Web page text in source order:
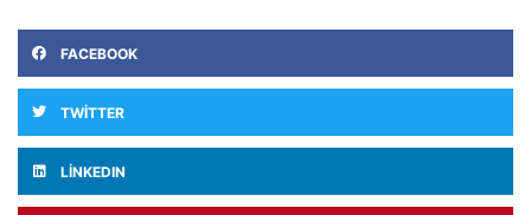
FACEBOOK
TWITTER
LINKEDIN